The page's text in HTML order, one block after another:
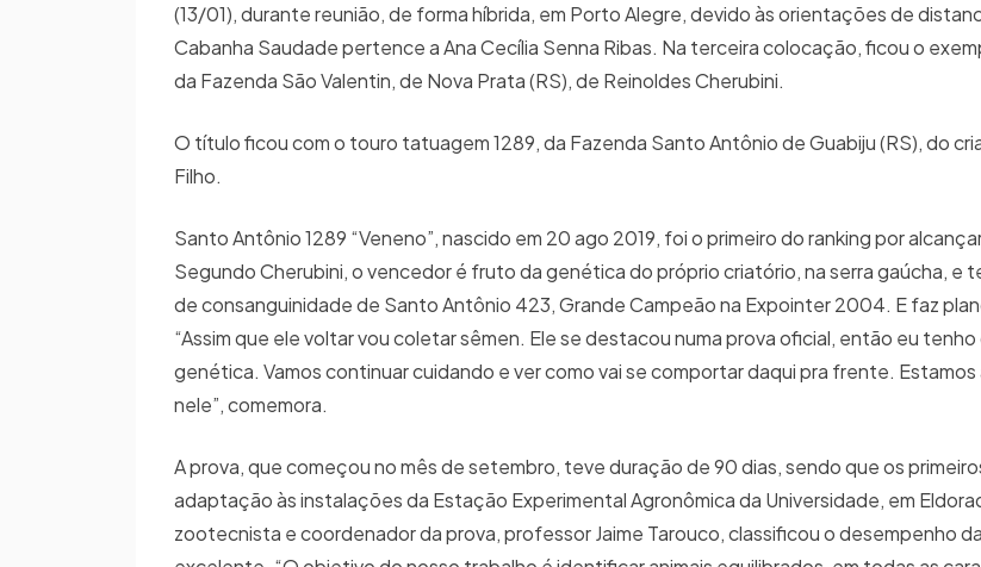
(13/01), durante reunião, de forma híbrida, em Porto Alegre, devido às orientações de
Cabanha Saudade pertence a Ana Cecília Senna Ribas. Na terceira colocação, ficou o
da Fazenda São Valentin, de Nova Prata (RS), de Reinoldes Cherubini.
O título ficou com o touro tatuagem 1289, da Fazenda Santo Antônio de Guabiju (RS), do
Filho.
Santo Antônio 1289 “Veneno”, nascido em 20 ago 2019, foi o primeiro do ranking por
Segundo Cherubini, o vencedor é fruto da genética do próprio criatório, na serra gaúcha,
de consanguinidade de Santo Antônio 423, Grande Campeão na Expointer 2004. E faz
“Assim que ele voltar vou coletar sêmen. Ele se destacou numa prova oficial, então eu
genética. Vamos continuar cuidando e ver como vai se comportar daqui pra frente.
nele”, comemora.
A prova, que começou no mês de setembro, teve duração de 90 dias, sendo que os
adaptação às instalações da Estação Experimental Agronômica da Universidade, em
zootecnista e coordenador da prova, professor Jaime Tarouco, classificou o desempenho